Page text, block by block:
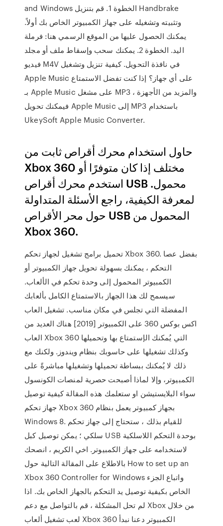
and Windows الخطوة 1. قم بتنزيل Handbrake
وتثبيته وتشغيله على جهاز الكمبيوتر الخاص بك أولاً.
يمكنك الحصول عليها من الموقع الرسمي هنا: فرملة
اليد. الخطوة 2. يمكنك سحب وإسقاط ملف أو مجلد
فيديو M4V في نافذة التحويل. كيفية تنزيل وتشغيل
Apple Music على أي جهاز؟ إذا كنت تفضل الاستمتاع
بـ Apple Music على مشغل MP3 والمزيد من الأجهزة ،
فيمكنك تحويل Apple Music إلى MP3 باستخدام
UkeySoft Apple Music Converter.
حاول استخدام محرك أقراص ثابت من
Xbox 360 مختلف إذا كان متوفرًا أو
استخدم محرك أقراص USB محمول.
لمعرفة الكيفية، راجع الأسئلة المتداولة
حول محر الأقراص USB المحمول من
Xbox 360.
تحميل برامج تشغيل لجهاز تحكم Xbox 360. بفضل عصا
التحكم ، يمكنك بسهولة تحويل جهاز الكمبيوتر أو
الكمبيوتر المحمول إلى وحدة تحكم في الألعاب.
سيسمح لك هذا الجهاز بالاستمتاع الكامل بألعابك
المفضلة التي تجلس في مكان مناسب. تشغيل العاب
اكس بوكس 360 على الكمبيوتر [2019] هناك العديد من
العاب Xbox 360 التي يُمكنك الإستمتاع بها وتحميلها
وكذلك تشغيلها على حاسوبك بنظام ويندوز. ولكنك مع
ذلك لا يُمكنك ببساطة تحميلها وتشغيلها مباشرةً على
الكمبيوتر، وإلا لماذا أصبحت حصرية لمنصات الكونسول
سواء البلايستيشن او ستعلمك هذه المقالة كيفية توصيل
جهاز تحكم Xbox 360 بجهاز كمبيوتر يعمل بنظام
Windows 8. للقيام بذلك ، ستحتاج إلى جهاز تحكم
سلكي ؛ يمكن توصيل كبل USB بوحدة التحكم اللاسلكية
لاستخدامه على جهاز الكمبيوتر. اخي الكريم ، انصحك
بالاطلاع على المقالة التالية حول How to set up an
Xbox 360 Controller for Windows واتباع الجزء
الخاص بكيفية توصيل يد التحكم بالجهاز الخاص بك. اذا
لم تحل المشكلة ، قم بالتواصل مع دعم Xbox من خلال
لعب تشغيل ألعاب Xbox 360 الكمبيوتر دعنا نبدأ